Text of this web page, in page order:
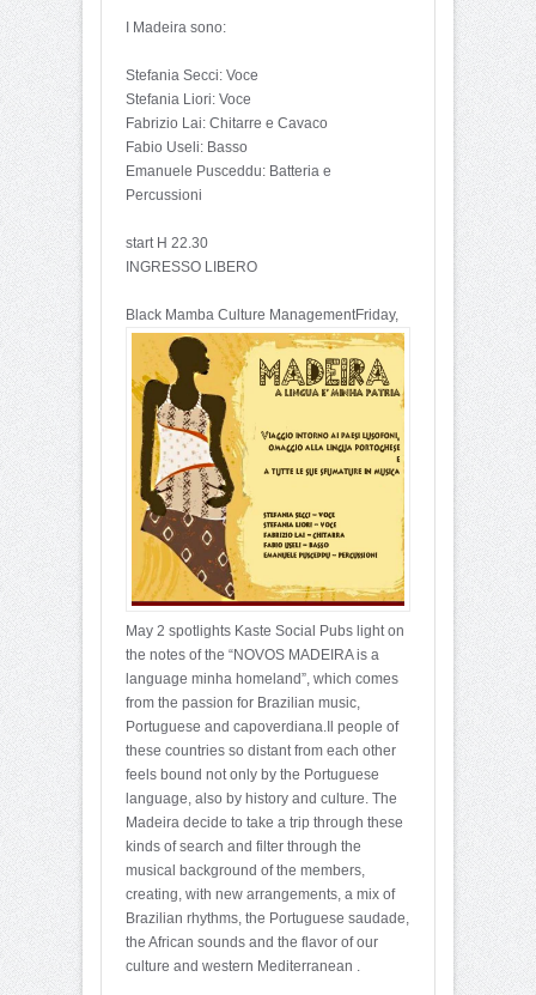
I Madeira sono:
Stefania Secci: Voce
Stefania Liori: Voce
Fabrizio Lai: Chitarre e Cavaco
Fabio Useli: Basso
Emanuele Pusceddu: Batteria e
Percussioni
start H 22.30
INGRESSO LIBERO
Black Mamba Culture ManagementFriday,
May 2 spotlights Kaste Social Pubs light on
the notes of the “NOVOS MADEIRA is a
language minha homeland”, which comes
from the passion for Brazilian music,
Portuguese and capoverdiana.Il people of
these countries so distant from each other
feels bound not only by the Portuguese
language, also by history and culture. The
Madeira decide to take a trip through these
kinds of search and filter through the
musical background of the members,
creating, with new arrangements, a mix of
Brazilian rhythms, the Portuguese saudade,
the African sounds and the flavor of our
culture and western Mediterranean .